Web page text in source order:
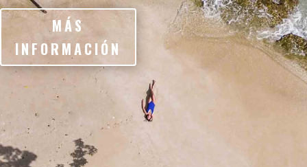
MÁS
INFORMACIÓN